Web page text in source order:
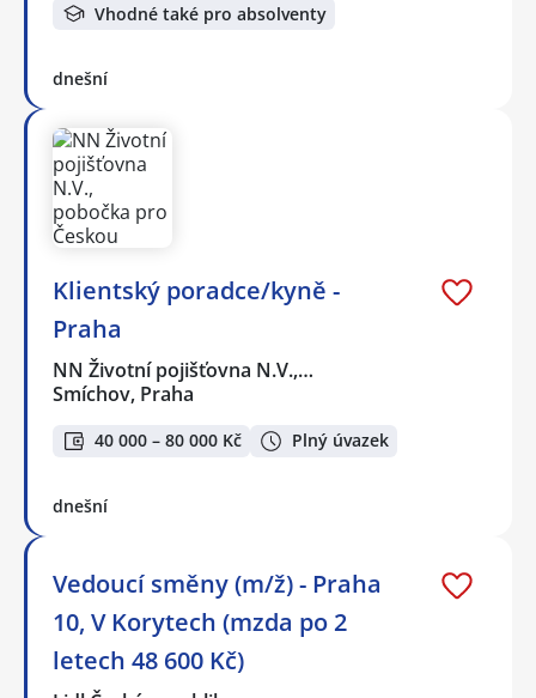
Vhodné také pro absolventy
dnešní
Klientský poradce/kyně -
Praha
NN Životní pojišťovna N.V.,…
Smíchov, Praha
40 000 – 80 000 Kč Plný úvazek
dnešní
Vedoucí směny (m/ž) - Praha
10, V Korytech (mzda po 2
letech 48 600 Kč)